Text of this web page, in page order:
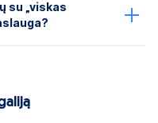
su „viskas